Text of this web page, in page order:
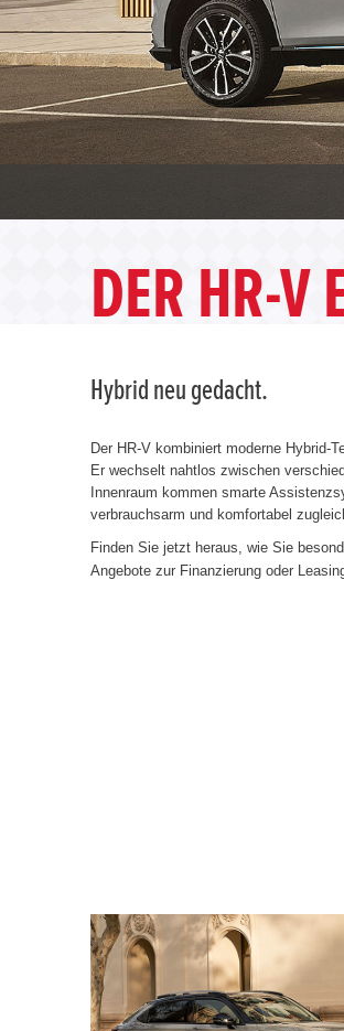
DER HR-V
Hybrid neu gedacht.
Der HR-V kombiniert moderne Hybrid-
Er wechselt nahtlos zwischen
Innenraum kommen smarte
verbrauchsarm und komfortabel
Finden Sie jetzt heraus, wie Sie
Angebote zur Finanzierung oder